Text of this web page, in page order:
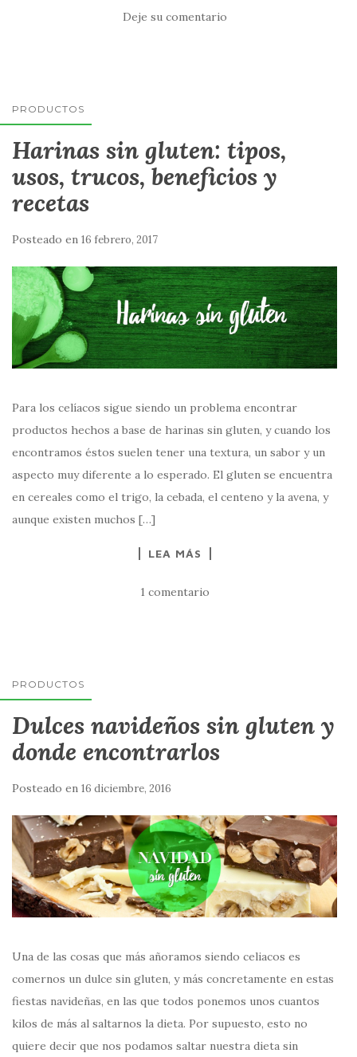
Deje su comentario
PRODUCTOS
Harinas sin gluten: tipos,
usos, trucos, beneficios y
recetas
Posteado en 16 febrero, 2017
Para los celíacos sigue siendo un problema encontrar
productos hechos a base de harinas sin gluten, y cuando los
encontramos éstos suelen tener una textura, un sabor y un
aspecto muy diferente a lo esperado. El gluten se encuentra
en cereales como el trigo, la cebada, el centeno y la avena, y
aunque existen muchos […]
LEA MÁS
1 comentario
PRODUCTOS
Dulces navideños sin gluten y
donde encontrarlos
Posteado en 16 diciembre, 2016
Una de las cosas que más añoramos siendo celiacos es
comernos un dulce sin gluten, y más concretamente en estas
fiestas navideñas, en las que todos ponemos unos cuantos
kilos de más al saltarnos la dieta. Por supuesto, esto no
quiere decir que nos podamos saltar nuestra dieta sin